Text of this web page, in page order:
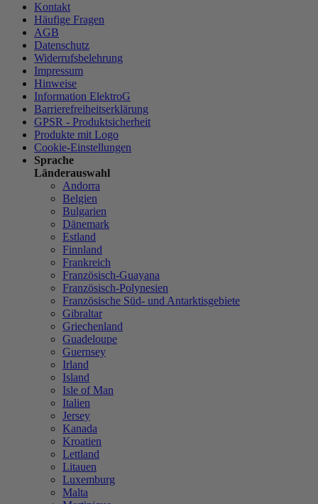
Kontakt
Häufige Fragen
AGB
Datenschutz
Widerrufsbelehrung
Impressum
Hinweise
Information ElektroG
Barrierefreiheitserklärung
GPSR - Produktsicherheit
Produkte mit Logo
Cookie-Einstellungen
Sprache
Länderauswahl
Andorra
Belgien
Bulgarien
Dänemark
Estland
Finnland
Frankreich
Französisch-Guayana
Französisch-Polynesien
Französische Süd- und Antarktisgebiete
Gibraltar
Griechenland
Guadeloupe
Guernsey
Irland
Island
Isle of Man
Italien
Jersey
Kanada
Kroatien
Lettland
Litauen
Luxemburg
Malta